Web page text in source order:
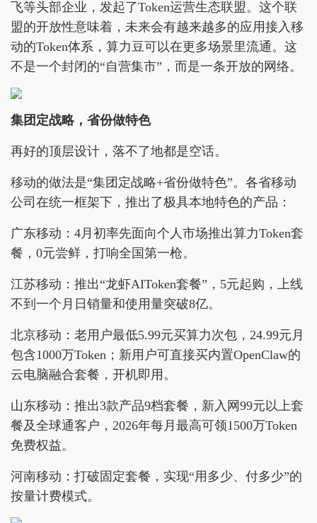
飞等头部企业，发起了Token运营生态联盟。这个联
盟的开放性意味着，未来会有越来越多的应用接入移
动的Token体系，算力豆可以在更多场景里流通。这
不是一个封闭的“自营集市”，而是一条开放的网络。
集团定战略，省份做特色
再好的顶层设计，落不了地都是空话。
移动的做法是“集团定战略+省份做特色”。各省移动
公司在统一框架下，推出了极具本地特色的产品：
广东移动：4月初率先面向个人市场推出算力Token套
餐，0元尝鲜，打响全国第一枪。
江苏移动：推出“龙虾AIToken套餐”，5元起购，上线
不到一个月日销量和使用量突破8亿。
北京移动：老用户最低5.99元买算力次包，24.99元月
包含1000万Token；新用户可直接买内置OpenClaw的
云电脑融合套餐，开机即用。
山东移动：推出3款产品9档套餐，新入网99元以上套
餐及全球通客户，2026年每月最高可领1500万Token
免费权益。
河南移动：打破固定套餐，实现“用多少、付多少”的
按量计费模式。